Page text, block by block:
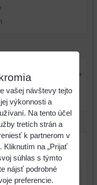
na krútenie drôtu,
215 mm
vašej návštevy tejto
výkonnosti a
Na tento účel
tretích strán a
k partnerom v
Kliknutím na „Prijať
súhlas s týmto
nájsť podrobné
preferencie.